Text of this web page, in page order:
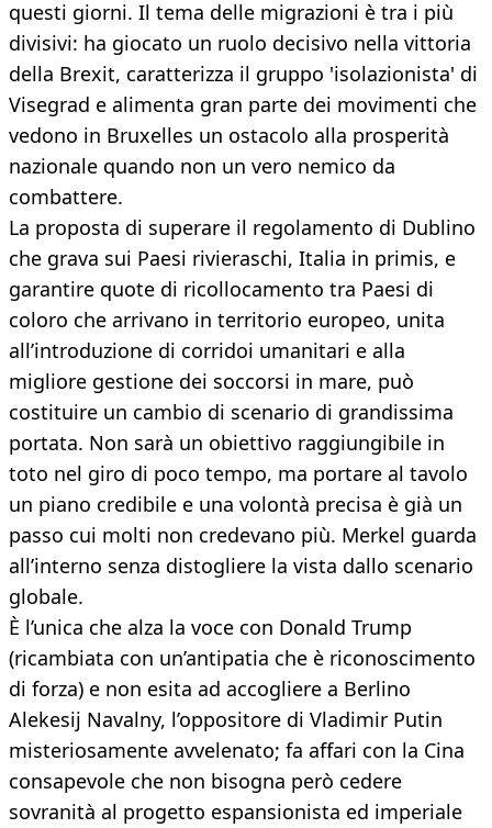
questi giorni. Il tema delle migrazioni è tra i più
divisivi: ha giocato un ruolo decisivo nella vittoria
della Brexit, caratterizza il gruppo 'isolazionista' di
Visegrad e alimenta gran parte dei movimenti che
vedono in Bruxelles un ostacolo alla prosperità
nazionale quando non un vero nemico da
combattere.
La proposta di superare il regolamento di Dublino
che grava sui Paesi rivieraschi, Italia in primis, e
garantire quote di ricollocamento tra Paesi di
coloro che arrivano in territorio europeo, unita
all’introduzione di corridoi umanitari e alla
migliore gestione dei soccorsi in mare, può
costituire un cambio di scenario di grandissima
portata. Non sarà un obiettivo raggiungibile in
toto nel giro di poco tempo, ma portare al tavolo
un piano credibile e una volontà precisa è già un
passo cui molti non credevano più. Merkel guarda
all’interno senza distogliere la vista dallo scenario
globale.
È l’unica che alza la voce con Donald Trump
(ricambiata con un’antipatia che è riconoscimento
di forza) e non esita ad accogliere a Berlino
Alekesij Navalny, l’oppositore di Vladimir Putin
misteriosamente avvelenato; fa affari con la Cina
consapevole che non bisogna però cedere
sovranità al progetto espansionista ed imperiale